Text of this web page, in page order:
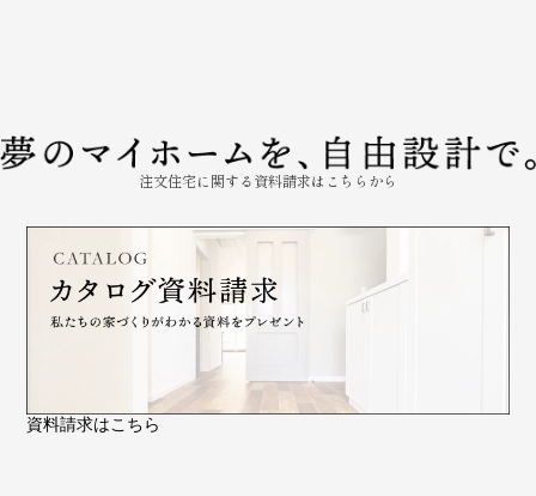
注文住宅に関する資料請求はこちらから
資料請求はこちら